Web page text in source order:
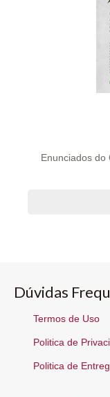
Enunciados do
Dúvidas
Termos de Uso
Politica de
Politica de